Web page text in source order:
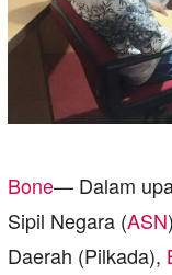
Bone— Dalam
Sipil Negara (ASN
Daerah (Pilkada),